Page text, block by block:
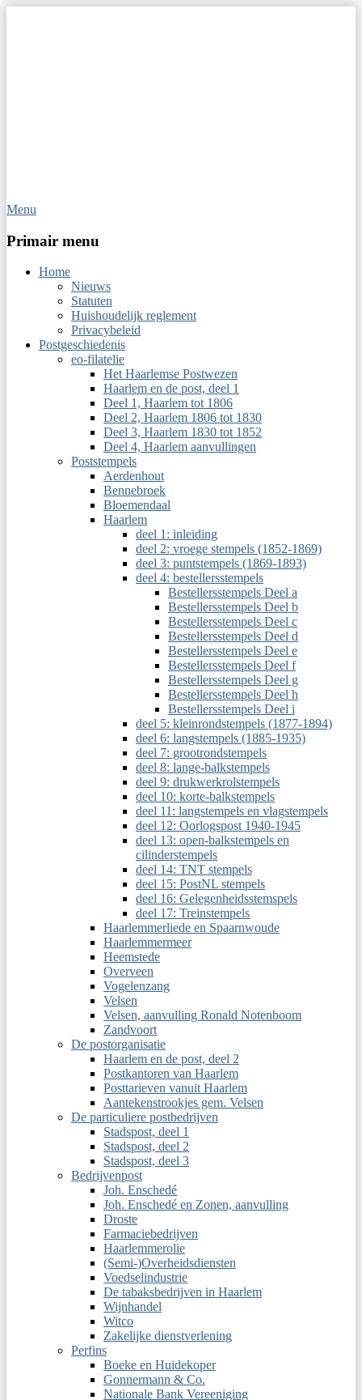
Menu
Primair menu
Home
Nieuws
Statuten
Huishoudelijk reglement
Privacybeleid
Postgeschiedenis
eo-filatelie
Het Haarlemse Postwezen
Haarlem en de post, deel 1
Deel 1, Haarlem tot 1806
Deel 2, Haarlem 1806 tot 1830
Deel 3, Haarlem 1830 tot 1852
Deel 4, Haarlem aanvullingen
Poststempels
Aerdenhout
Bennebroek
Bloemendaal
Haarlem
deel 1: inleiding
deel 2: vroege stempels (1852-1869)
deel 3: puntstempels (1869-1893)
deel 4: bestellersstempels
Bestellersstempels Deel a
Bestellersstempels Deel b
Bestellersstempels Deel c
Bestellersstempels Deel d
Bestellersstempels Deel e
Bestellersstempels Deel f
Bestellersstempels Deel g
Bestellersstempels Deel h
Bestellersstempels Deel i
deel 5: kleinrondstempels (1877-1894)
deel 6: langstempels (1885-1935)
deel 7: grootrondstempels
deel 8: lange-balkstempels
deel 9: drukwerkrolstempels
deel 10: korte-balkstempels
deel 11: langstempels en vlagstempels
deel 12: Oorlogspost 1940-1945
deel 13: open-balkstempels en
cilinderstempels
deel 14: TNT stempels
deel 15: PostNL stempels
deel 16: Gelegenheidsstemspels
deel 17: Treinstempels
Haarlemmerliede en Spaarnwoude
Haarlemmermeer
Heemstede
Overveen
Vogelenzang
Velsen
Velsen, aanvulling Ronald Notenboom
Zandvoort
De postorganisatie
Haarlem en de post, deel 2
Postkantoren van Haarlem
Posttarieven vanuit Haarlem
Aantekenstrookjes gem. Velsen
De particuliere postbedrijven
Stadspost, deel 1
Stadspost, deel 2
Stadspost, deel 3
Bedrijvenpost
Joh. Enschedé
Joh. Enschedé en Zonen, aanvulling
Droste
Farmaciebedrijven
Haarlemmerolie
(Semi-)Overheidsdiensten
Voedselindustrie
De tabaksbedrijven in Haarlem
Wijnhandel
Witco
Zakelijke dienstverlening
Perfins
Boeke en Huidekoper
Gonnermann & Co.
Nationale Bank Vereeniging